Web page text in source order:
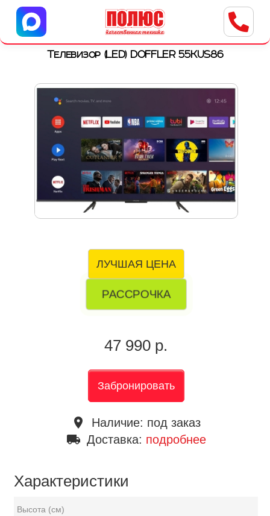
Центр бытовой техники
г. Ульяновск, ул. Пушкарева, 8a
Телевизор (LED) DOFFLER 55KUS86
ЛУЧШАЯ ЦЕНА
РАССРОЧКА
47 990 р.
Забронировать
place Наличие: под заказ
local_shipping Доставка: подробнее
Характеристики
Высота (см)